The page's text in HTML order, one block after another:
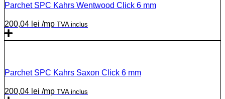
Parchet SPC Kahrs Wentwood Click 6 mm
200,04 lei /mp TVA inclus
Parchet SPC Kahrs Saxon Click 6 mm
200,04 lei /mp TVA inclus